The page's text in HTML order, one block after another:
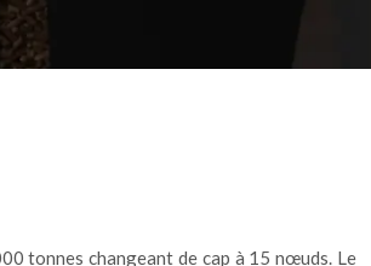
tonnes changeant de cap à 15 nœuds. Le